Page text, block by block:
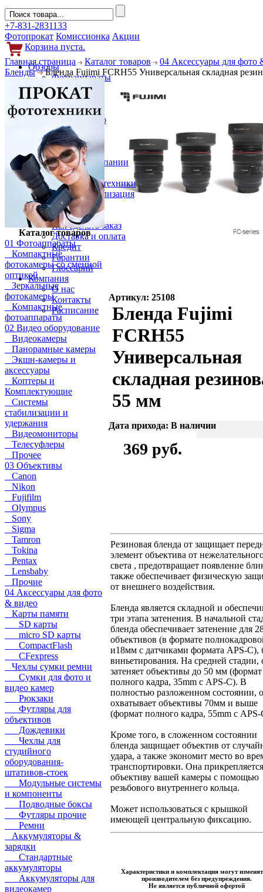
+7-831-2831133
Фотопрокат Комиссионка Акции
Корзина пуста.
Обзоры
Фотоаппараты
Объективы
Фильтры
Новости
Фото и видео
Гаджеты
Аксессуары
Слухи
Новости компании
Услуги
Прокат фототехники
Выкуп и реализация
Покупателям
Акции
Как сделать заказ
Доставка и оплата
Кредит
Гарантии
Глоссарий
Компания
О нас
Контакты
Расписание
Главная страница Каталог товаров
04 Аксессуары для фото
Бленды
Бленда Fujimi FCRH55 Универсальная складная
Каталог товаров
01 Фотоаппараты
Компактные
фотокамеры со сменной
оптикой
Зеркальные
фотокамеры
Компактные
фотоаппараты
02 Видео оборудование
Видеокамеры
Панорамные камеры
Экшн-камеры и
аксессуары
Коптеры и
Комплектующие
Системы
стабилизации и
удержания
Видеомониторы
Телесуфлеры
Прочее
03 Объективы
Canon
Nikon
Fujifilm
Olympus
Sony
Sigma
Tamron
Tokina
Pentax
Lensbaby
Прочие
04 Аксессуары для фото
& видео
Карты памяти
SD карты
micro SD карты
CompactFlash
CFexpress
Чехлы сумки ремни
Сумки для фото и
видео камер
Рюкзаки
Футляры для
объективов
Дождевики
Чехлы для
студийного
оборудования-
штативов-стоек
Модульные системы
и компоненты
Подводные боксы
Футляры прочие
Ремни
Аккумуляторы &
зарядки
Стандартные
аккумуляторы
Аккумуляторы для
видеокамер
Артикул: 25108
Бленда Fujimi
FCRH55
Универсальная
складная
55 мм
Дата прихода: В наличии
369 руб.
Резиновая бленда от защищает
элемент объектива от
света , предотвращает появление
также обеспечивает физическую
от внешнего воздействия.
Бленда является складной и
три этапа затенения. В начальной
бленда обеспечивает затенение для
объективов (в формате
и18мм с датчиками формата APS-C),
виньетирования. На средней стадии,
затеняет объективы до 50 мм (формат
полного кадра, 35mm с APS-C). В
полностью разложенном состоянии,
охватывает объективы 70мм и выше
(формат полного кадра, 55mm с APS-
Кроме того, в сложенном состоянии
бленда защищает объектив от
удара, а также экономит место во
транспортировки. Она
объективу вашей камеры с помощью
резьбового внутреннего кольца.
Может использоваться с крышкой
имеющей центральную фиксацию.
Характеристики и комплектация могут
производителем без предупреждения.
Не является публичной офертой